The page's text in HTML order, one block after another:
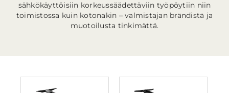
sähkökäyttöisiin korkeussäädettäviin työpöytiin niin
toimistossa kuin kotonakin – valmistajan brändistä ja
muotoilusta tinkimättä.